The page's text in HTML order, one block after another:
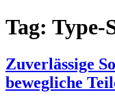
Tag: Type-
Zuverlässige
bewegliche